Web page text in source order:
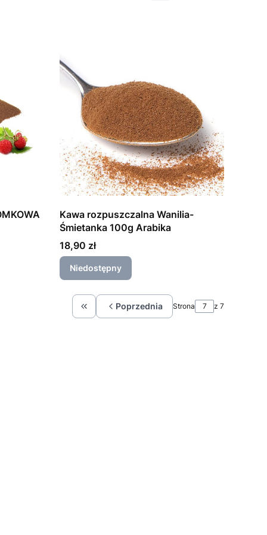
Kawa rozpuszczalna Wanilia-
Śmietanka 100g Arabika
Cena
18,90 zł
Niedostępny
Wróć do pierwszej strony z produktami
Poprzednia Strona z 7